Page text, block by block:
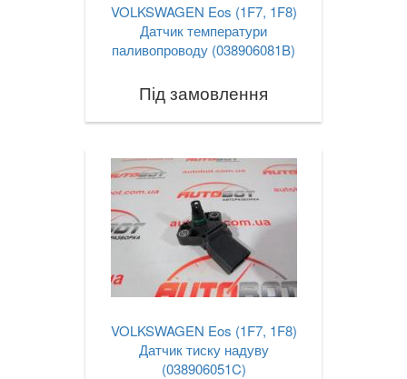
VOLKSWAGEN Eos (1F7, 1F8)
Датчик температури
паливопроводу (038906081B)
Під замовлення
VOLKSWAGEN Eos (1F7, 1F8)
Датчик тиску надуву
(038906051C)